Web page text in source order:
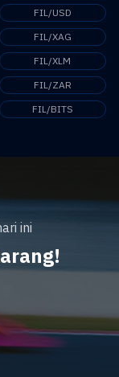
FIL/USD
FIL/XAG
FIL/XLM
FIL/ZAR
FIL/BITS
ini